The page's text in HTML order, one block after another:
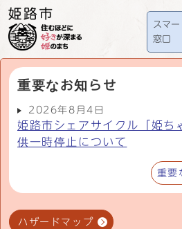
スマー
窓口
重要なお知らせ
2026年8月4日
姫路市シェアサイクル「姫ち
供一時停止について
重要
ハザードマップ